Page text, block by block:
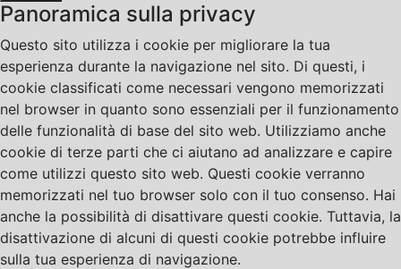
Panoramica sulla privacy
Questo sito utilizza i cookie per migliorare la tua
esperienza durante la navigazione nel sito. Di questi, i
cookie classificati come necessari vengono memorizzati
nel browser in quanto sono essenziali per il funzionamento
delle funzionalità di base del sito web. Utilizziamo anche
cookie di terze parti che ci aiutano ad analizzare e capire
come utilizzi questo sito web. Questi cookie verranno
memorizzati nel tuo browser solo con il tuo consenso. Hai
anche la possibilità di disattivare questi cookie. Tuttavia, la
disattivazione di alcuni di questi cookie potrebbe influire
sulla tua esperienza di navigazione.